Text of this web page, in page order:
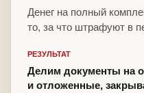
Денег на полный
то, за что штрафуют в
РЕЗУЛЬТАТ
Делим документы на
и отложенные,